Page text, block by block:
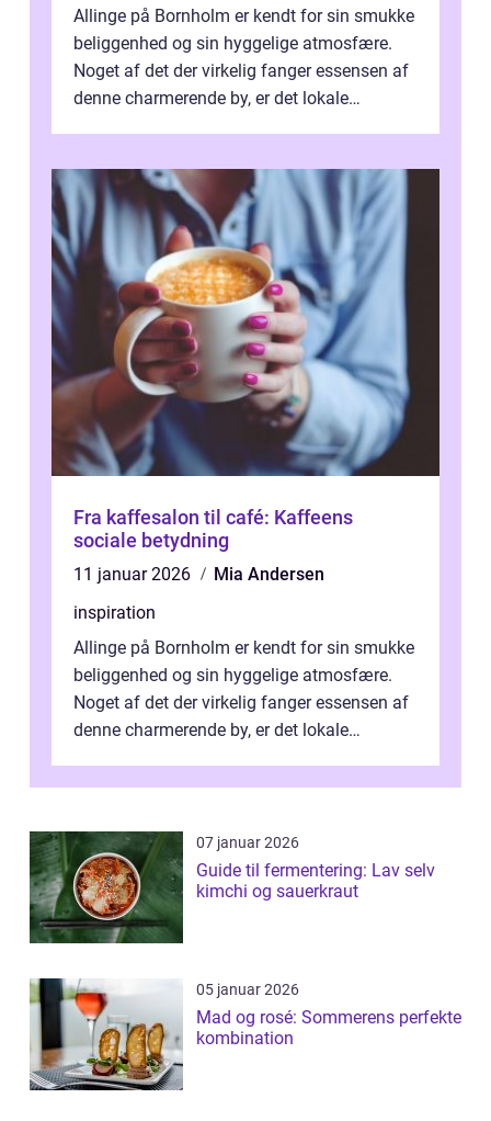
Allinge på Bornholm er kendt for sin smukke
beliggenhed og sin hyggelige atmosfære.
Noget af det der virkelig fanger essensen af
denne charmerende by, er det lokale
Fra kaffesalon til café: Kaffeens
sociale betydning
11 januar 2026
Mia Andersen
inspiration
Allinge på Bornholm er kendt for sin smukke
beliggenhed og sin hyggelige atmosfære.
Noget af det der virkelig fanger essensen af
denne charmerende by, er det lokale
07 januar 2026
Guide til fermentering: Lav selv
kimchi og sauerkraut
05 januar 2026
Mad og rosé: Sommerens perfekte
kombination